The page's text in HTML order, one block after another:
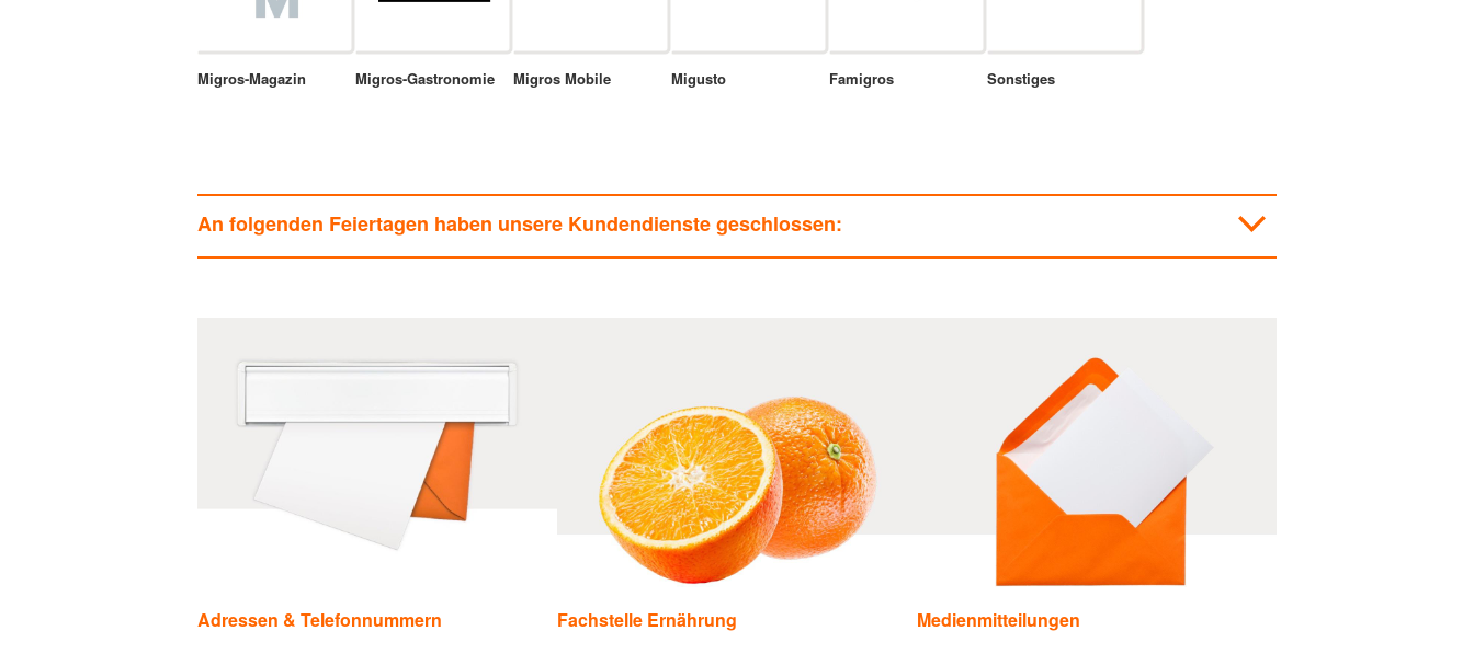
Migros-Magazin Migros-Gastronomie Migros Mobile Migusto Famigros Sonstiges
An folgenden Feiertagen haben unsere Kundendienste geschlossen:
Adressen & Telefonnummern Fachstelle Ernährung Medienmitteilungen